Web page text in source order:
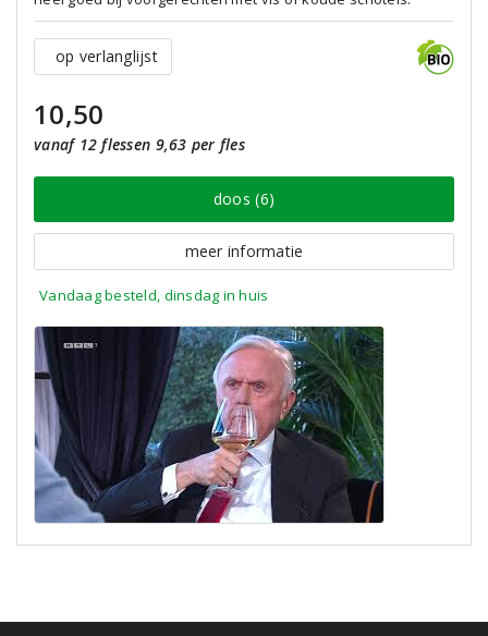
op verlanglijst
10,50
vanaf 12 flessen 9,63 per fles
doos (6)
meer informatie
Vandaag besteld, dinsdag in huis